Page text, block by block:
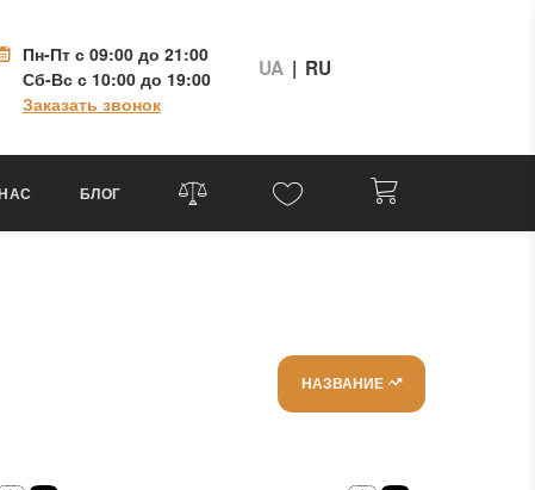
Пн-Пт с 09:00 до 21:00
Сб-Вс с 10:00 до 19:00
Заказать звонок
UA | RU
БЛОГ
НАЗВАНИЕ